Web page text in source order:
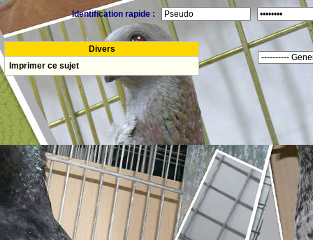
Identification rapide :
Divers
Imprimer ce sujet